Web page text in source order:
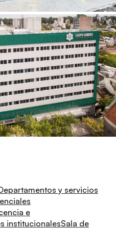
y servicios
e
institucionalesSala de